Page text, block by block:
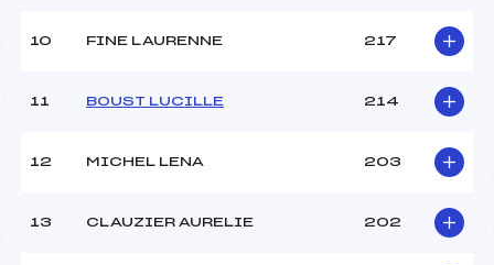
10 FINE LAURENNE 217
11 BOUST LUCILLE 214
12 MICHEL LENA 203
13 CLAUZIER AURELIE 202